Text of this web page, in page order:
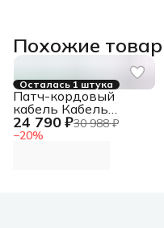
Похожие
Осталась 1 штука
24 790 ₽30 988 ₽
−20%
Патч-кордовый
кабель Кабель
LANMASTER патч-
кордовый UTP, 4x2,